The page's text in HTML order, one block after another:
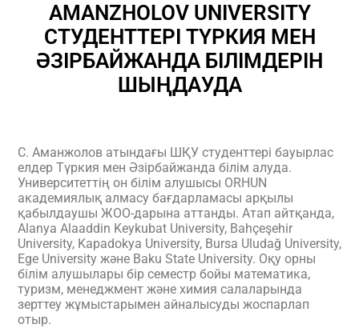
AMANZHOLOV UNIVERSITY
СТУДЕНТТЕРІ ТҮРКИЯ МЕН
ӘЗІРБАЙЖАНДА БІЛІМДЕРІН
ШЫҢДАУДА
С. Аманжолов атындағы ШҚУ студенттері бауырлас
елдер Түркия мен Әзірбайжанда білім алуда.
Университеттің он білім алушысы ORHUN
академиялық алмасу бағдарламасы арқылы
қабылдаушы ЖОО-дарына аттанды. Атап айтқанда,
Alanya Alaaddin Keykubat University, Bahçeşehir
University, Kapadokya University, Bursa Uludağ University,
Ege University және Baku State University. Оқу орны
білім алушылары бір семестр бойы математика,
туризм, менеджмент және химия салаларында
зерттеу жұмыстарымен айналысуды жоспарлап
отыр.